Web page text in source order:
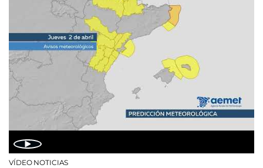
VÍDEO NOTICIAS